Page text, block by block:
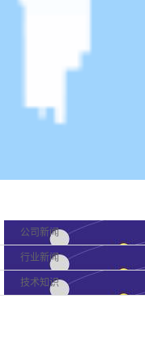
公司新闻
行业新闻
技术知识